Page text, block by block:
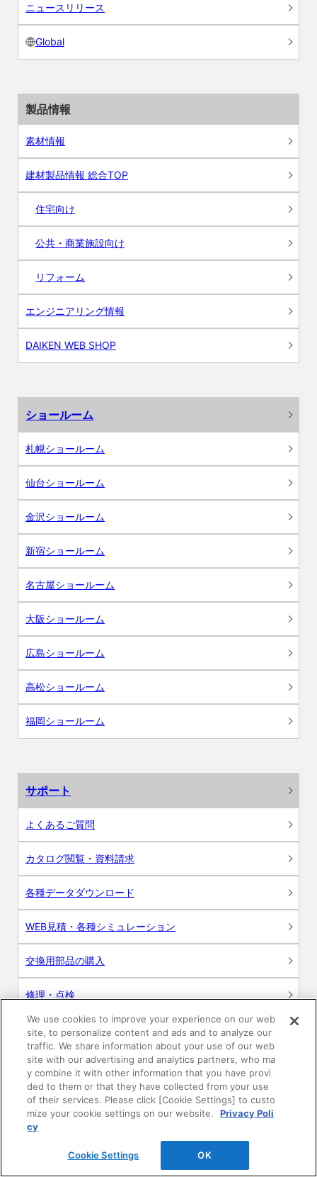
ニュースリリース
Global
製品情報
素材情報
建材製品情報 総合TOP
住宅向け
公共・商業施設向け
リフォーム
エンジニアリング情報
DAIKEN WEB SHOP
ショールーム
札幌ショールーム
仙台ショールーム
金沢ショールーム
新宿ショールーム
名古屋ショールーム
大阪ショールーム
広島ショールーム
高松ショールーム
福岡ショールーム
サポート
よくあるご質問
カタログ閲覧・資料請求
各種データダウンロード
WEB見積・各種シミュレーション
交換用部品の購入
修理・点検
お問い合わせ
ログイン
建築・設計関係者様向けサイト
ユーザー登録サービス
WEB見積システム
We use cookies to improve your experience on our web
site, to personalize content and ads and to analyze our
traffic. We share information about your use of our web
site with our advertising and analytics partners, who ma
y combine it with other information that you have provi
ded to them or that they have collected from your use
of their services. Please click [Cookie Settings] to custo
mize your cookie settings on our website.
Privacy Poli
cy
Cookie Settings OK